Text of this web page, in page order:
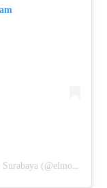
A post shared by Apple Repair Service Store Surabaya (@elmobsub)